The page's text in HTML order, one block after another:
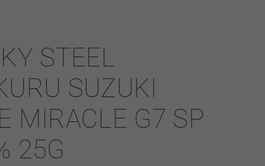
STEEL
SUZUKI
MIRACLE G7 SP
25G